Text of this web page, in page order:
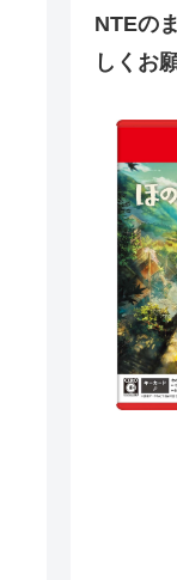
NTEの
しくお